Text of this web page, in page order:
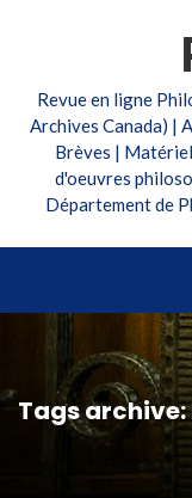
Revue en ligne
Archives Canada) |
Brèves |
d'oeuvres
Département de
Tags